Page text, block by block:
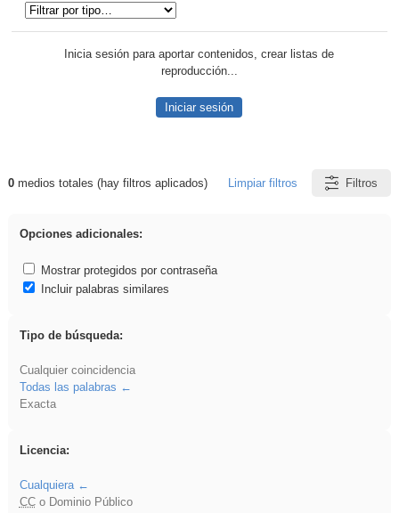
Inicia sesión para aportar contenidos, crear listas de
reproducción...
Iniciar sesión
Resultados de: ANIMALES
0medios totales (hay filtros aplicados) Limpiar filtros Filtros
Opciones adicionales:
Mostrar protegidos por contraseña
Incluir palabras similares
Tipo de búsqueda:
Cualquier coincidencia
Todas las palabras
Exacta
Licencia:
Cualquiera
CCo Dominio Público